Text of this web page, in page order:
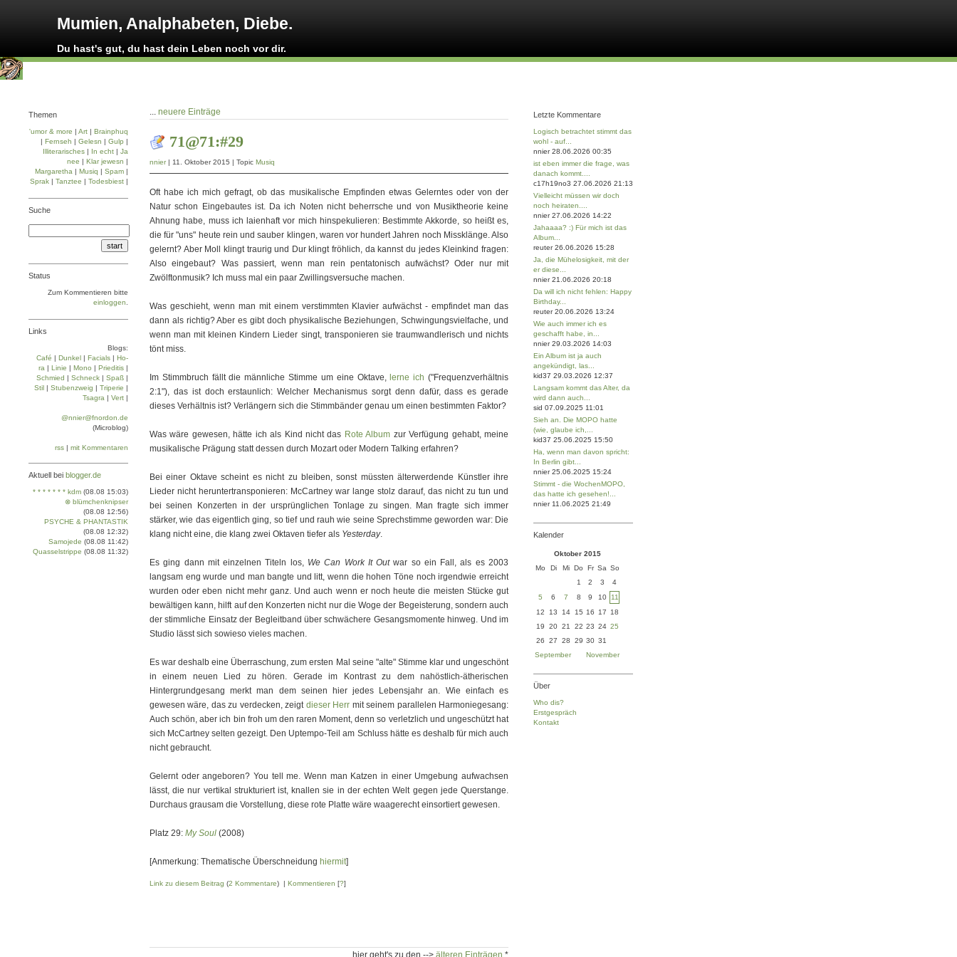
Mumien, Analphabeten, Diebe.
Du hast's gut, du hast dein Leben noch vor dir.
... neuere Einträge
71@71:#29
nnier| 11. Oktober 2015 | Topic Musiq
Oft habe ich mich gefragt, ob das musikalische Empfinden etwas Gelerntes oder von der
Natur schon Eingebautes ist. Da ich Noten nicht beherrsche und von Musiktheorie keine
Ahnung habe, muss ich laienhaft vor mich hinspekulieren: Bestimmte Akkorde, so heißt es,
die für "uns" heute rein und sauber klingen, waren vor hundert Jahren noch Missklänge. Also
gelernt? Aber Moll klingt traurig und Dur klingt fröhlich, da kannst du jedes Kleinkind fragen:
Also eingebaut? Was passiert, wenn man rein pentatonisch aufwächst? Oder nur mit
Zwölftonmusik? Ich muss mal ein paar Zwillingsversuche machen.
Was geschieht, wenn man mit einem verstimmten Klavier aufwächst - empfindet man das
dann als richtig? Aber es gibt doch physikalische Beziehungen, Schwingungsvielfache, und
wenn man mit kleinen Kindern Lieder singt, transponieren sie traumwandlerisch und nichts
tönt miss.
Im Stimmbruch fällt die männliche Stimme um eine Oktave, lerne ich ("Frequenzverhältnis
2:1"), das ist doch erstaunlich: Welcher Mechanismus sorgt denn dafür, dass es gerade
dieses Verhältnis ist? Verlängern sich die Stimmbänder genau um einen bestimmten Faktor?
Was wäre gewesen, hätte ich als Kind nicht das Rote Album zur Verfügung gehabt, meine
musikalische Prägung statt dessen durch Mozart oder Modern Talking erfahren?
Bei einer Oktave scheint es nicht zu bleiben, sonst müssten älterwerdende Künstler ihre
Lieder nicht heruntertransponieren: McCartney war lange stolz darauf, das nicht zu tun und
bei seinen Konzerten in der ursprünglichen Tonlage zu singen. Man fragte sich immer
stärker, wie das eigentlich ging, so tief und rauh wie seine Sprechstimme geworden war: Die
klang nicht eine, die klang zwei Oktaven tiefer als Yesterday.
Es ging dann mit einzelnen Titeln los, We Can Work It Outwar so ein Fall, als es 2003
langsam eng wurde und man bangte und litt, wenn die hohen Töne noch irgendwie erreicht
wurden oder eben nicht mehr ganz. Und auch wenn er noch heute die meisten Stücke gut
bewältigen kann, hilft auf den Konzerten nicht nur die Woge der Begeisterung, sondern auch
der stimmliche Einsatz der Begleitband über schwächere Gesangsmomente hinweg. Und im
Studio lässt sich sowieso vieles machen.
Es war deshalb eine Überraschung, zum ersten Mal seine "alte" Stimme klar und ungeschönt
in einem neuen Lied zu hören. Gerade im Kontrast zu dem nahöstlich-ätherischen
Hintergrundgesang merkt man dem seinen hier jedes Lebensjahr an. Wie einfach es
gewesen wäre, das zu verdecken, zeigt dieser Herr mit seinem parallelen Harmoniegesang:
Auch schön, aber ich bin froh um den raren Moment, denn so verletzlich und ungeschützt hat
sich McCartney selten gezeigt. Den Uptempo-Teil am Schluss hätte es deshalb für mich auch
nicht gebraucht.
Gelernt oder angeboren? You tell me. Wenn man Katzen in einer Umgebung aufwachsen
lässt, die nur vertikal strukturiert ist, knallen sie in der echten Welt gegen jede Querstange.
Durchaus grausam die Vorstellung, diese rote Platte wäre waagerecht einsortiert gewesen.
Platz 29: My Soul (2008)
[Anmerkung: Thematische Überschneidung hiermit]
Link zu diesem Beitrag (2 Kommentare) | Kommentieren [?]
... hier geht's zu den --> älteren Einträgen *
Themen
'umor & more | Art | Brainphuq
| Fernseh | Gelesn | Gulp |
Illiterarisches | In echt | Ja
nee | Klar jewesn |
Margaretha | Musiq | Spam |
Sprak | Tanztee | Todesbiest |
Suche
Status
Zum Kommentieren bitte
einloggen
Links
Blogs:
Café | Dun­kel | Facials | Ho­
ra | Linie | Mo­no | Prie­di­tis |
Schmied | Schneck | Spaß |
Stil | Stu­ben­zweig | Tri­pe­rie |
Tsa­gra | Vert |
@nnier@fnordon.de
(Microblog)
rss | mit Kommentaren
Aktuell bei blogger.de
* * * * * * * kdm (08.08 15:03)
⊗ blümchenknipser
(08.08 12:56)
PSYCHE & PHANTASTIK
(08.08 12:32)
Samojede (08.08 11:42)
Quasselstrippe (08.08 11:32)
Letzte Kommentare
Logisch betrachtet stimmt das
wohl - auf...
nnier 28.06.2026 00:35
ist eben immer die frage, was
danach kommt....
c17h19no3 27.06.2026 21:13
Vielleicht müssen wir doch
noch heiraten....
nnier 27.06.2026 14:22
Jahaaaa? :) Für mich ist das
Album...
reuter 26.06.2026 15:28
Ja, die Mühelosigkeit, mit der
er diese...
nnier 21.06.2026 20:18
Da will ich nicht fehlen: Happy
Birthday...
reuter 20.06.2026 13:24
Wie auch immer ich es
geschafft habe, in...
nnier 29.03.2026 14:03
Ein Album ist ja auch
angekündigt, las...
kid37 29.03.2026 12:37
Langsam kommt das Alter, da
wird dann auch...
sid 07.09.2025 11:01
Sieh an. Die MOPO hatte
(wie, glaube ich,...
kid37 25.06.2025 15:50
Ha, wenn man davon spricht:
In Berlin gibt...
nnier 25.06.2025 15:24
Stimmt - die WochenMOPO,
das hatte ich gesehen!...
nnier 11.06.2025 21:49
Kalender
Oktober 2015
Mo
Di Mi Do Fr Sa So
1
2 3
4
5
6 7 8 9 10
11
12
13 14 15 16 17
18
19
20 21 22 23 24 25
26
27 28 29 30 31
September
November
Über
Who dis?
Erstgespräch
Kontakt